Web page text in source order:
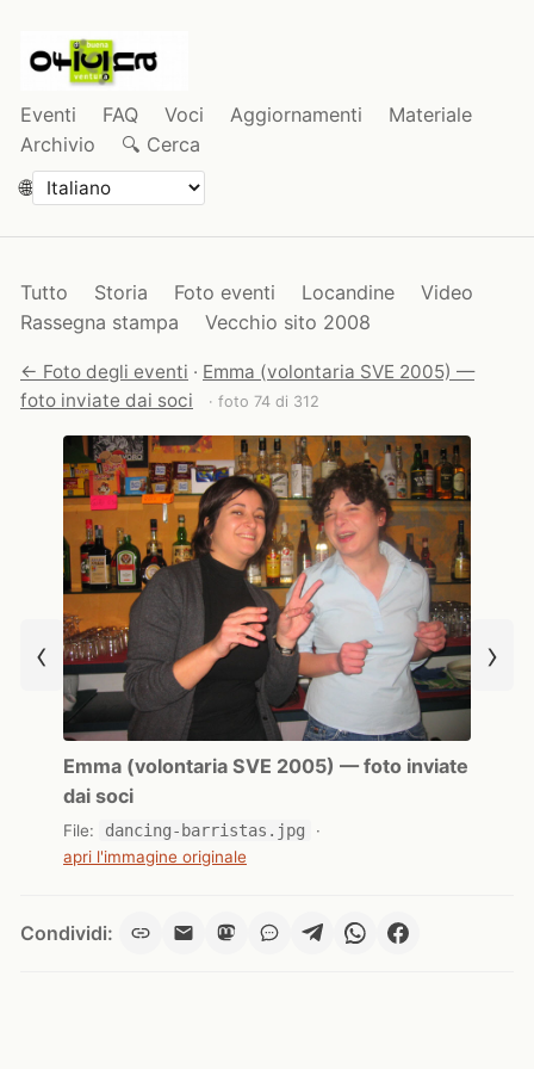
Eventi FAQ Voci Aggiornamenti
Materiale
Archivio
🔍 Cerca
🌐
Tutto Storia Foto eventi Locandine
Video
Rassegna stampa
Vecchio sito 2008
← Foto degli eventi · Emma (volontaria SVE 2005) —
foto inviate dai soci
· foto 74 di 312
‹
Emma (volontaria SVE 2005) — foto inviate
dai soci
File: dancing-barristas.jpg
·
apri l'immagine originale
›
Condividi: